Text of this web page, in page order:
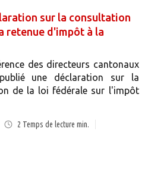
sur la consultation
retenue d'impôt à la
des directeurs cantonaux
une déclaration sur la
de la loi fédérale sur l'impôt
2 Temps de lecture min.